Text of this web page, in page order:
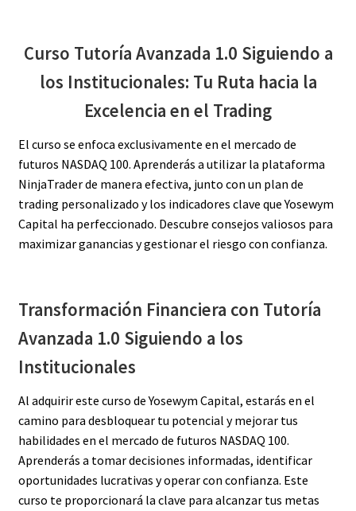
Curso Tutoría Avanzada 1.0 Siguiendo a
los Institucionales: Tu Ruta hacia la
Excelencia en el Trading
El curso se enfoca exclusivamente en el mercado de
futuros NASDAQ 100. Aprenderás a utilizar la plataforma
NinjaTrader de manera efectiva, junto con un plan de
trading personalizado y los indicadores clave que Yosewym
Capital ha perfeccionado. Descubre consejos valiosos para
maximizar ganancias y gestionar el riesgo con confianza.
Transformación Financiera con Tutoría
Avanzada 1.0 Siguiendo a los
Institucionales
Al adquirir este curso de Yosewym Capital, estarás en el
camino para desbloquear tu potencial y mejorar tus
habilidades en el mercado de futuros NASDAQ 100.
Aprenderás a tomar decisiones informadas, identificar
oportunidades lucrativas y operar con confianza. Este
curso te proporcionará la clave para alcanzar tus metas